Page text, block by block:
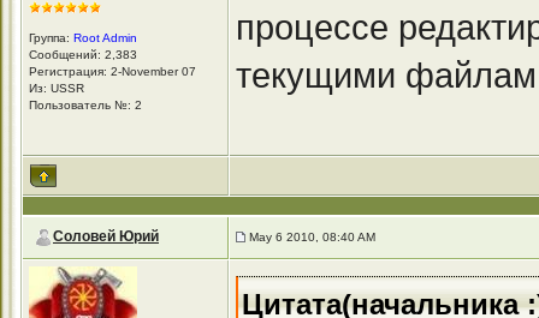
Группа: Root Admin
Сообщений: 2,383
Регистрация: 2-November 07
Из: USSR
Пользователь №: 2
процессе
текущими
Соловей Юрий May 6 2010, 08:40 AM
Цитата(начальника